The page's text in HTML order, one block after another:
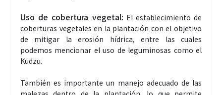
Uso de cobertura vegetal: El establecimiento de
coberturas vegetales en la plantación con el objetivo
de mitigar la erosión hídrica, entre las cuales
podemos mencionar el uso de leguminosas como el
Kudzu.
También es importante un manejo adecuado de las